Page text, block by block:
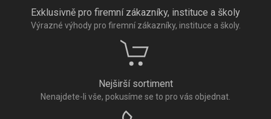
Exklusivně pro firemní zákazníky, instituce a školy
Výrazné výhody pro firemní zákazníky, instituce a školy.
Nejširší sortiment
Nenajdete-li vše, pokusíme se to pro vás objednat.